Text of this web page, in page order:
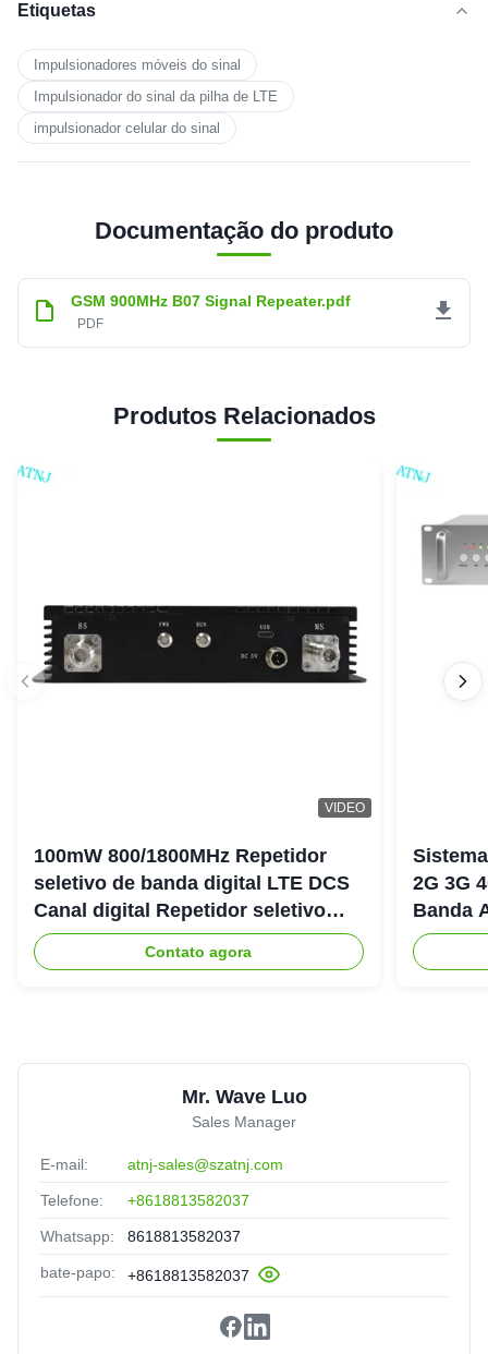
Etiquetas
Impulsionadores móveis do sinal
Impulsionador do sinal da pilha de LTE
impulsionador celular do sinal
Documentação do produto
GSM 900MHz B07 Signal Repeater.pdf
PDF
Produtos Relacionados
VIDEO
100mW 800/1800MHz Repetidor
seletivo de banda digital LTE DCS
Canal digital Repetidor seletivo
Bda Pico
Contato agora
2G 3G
Banda
Mr. Wave Luo
Sales Manager
E-mail: atnj-sales@szatnj.com
Telefone: +8618813582037
Whatsapp: 8618813582037
bate-papo: +8618813582037